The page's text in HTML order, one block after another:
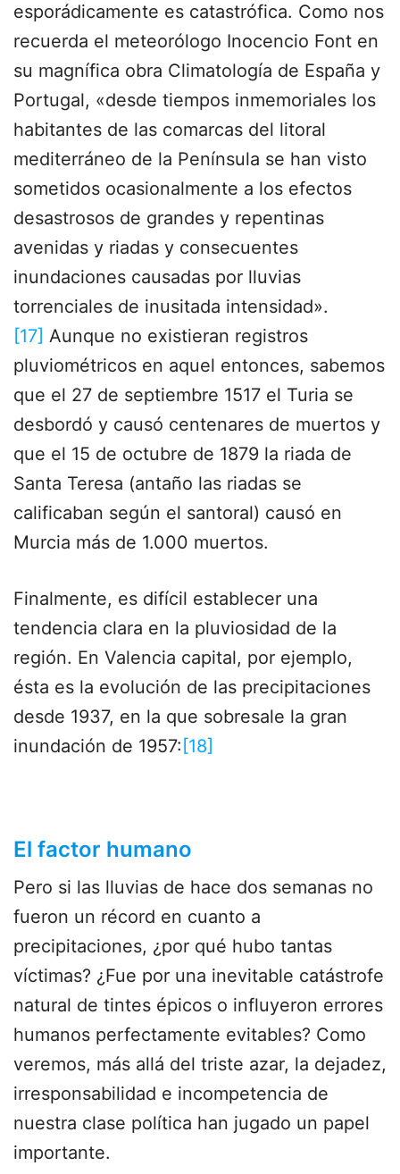
esporádicamente es catastrófica. Como nos
recuerda el meteorólogo Inocencio Font en
su magnífica obra Climatología de España y
Portugal, «desde tiempos inmemoriales los
habitantes de las comarcas del litoral
mediterráneo de la Península se han visto
sometidos ocasionalmente a los efectos
desastrosos de grandes y repentinas
avenidas y riadas y consecuentes
inundaciones causadas por lluvias
torrenciales de inusitada intensidad».
[17] Aunque no existieran registros
pluviométricos en aquel entonces, sabemos
que el 27 de septiembre 1517 el Turia se
desbordó y causó centenares de muertos y
que el 15 de octubre de 1879 la riada de
Santa Teresa (antaño las riadas se
calificaban según el santoral) causó en
Murcia más de 1.000 muertos.
Finalmente, es difícil establecer una
tendencia clara en la pluviosidad de la
región. En Valencia capital, por ejemplo,
ésta es la evolución de las precipitaciones
desde 1937, en la que sobresale la gran
inundación de 1957: [18]
El factor humano
Pero si las lluvias de hace dos semanas no
fueron un récord en cuanto a
precipitaciones, ¿por qué hubo tantas
víctimas? ¿Fue por una inevitable catástrofe
natural de tintes épicos o influyeron errores
humanos perfectamente evitables? Como
veremos, más allá del triste azar, la dejadez,
irresponsabilidad e incompetencia de
nuestra clase política han jugado un papel
importante.